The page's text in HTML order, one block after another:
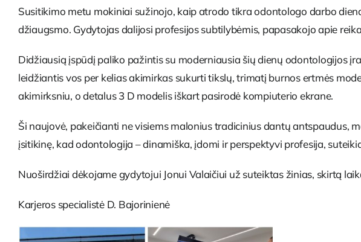
Susitikimo metu mokiniai sužinojo, kaip atrodo tikra odontologo darbo
džiaugsmo. Gydytojas dalijosi profesijos subtilybėmis, papasakojo apie
Didžiausią įspūdį paliko pažintis su moderniausia šių dienų odontologijos
leidžiantis vos per kelias akimirkas sukurti tikslų, trimatį burnos ertmės
akimirksniu, o detalus 3 D modelis iškart pasirodė kompiuterio ekrane.
Ši naujovė, pakeičianti ne visiems malonius tradicinius dantų antspaudus,
įsitikinę, kad odontologija – dinamiška, įdomi ir perspektyvi profesija,
Nuoširdžiai dėkojame gydytojui Jonui Valaičiui už suteiktas žinias, skirtą
Karjeros specialistė D. Bajorinienė